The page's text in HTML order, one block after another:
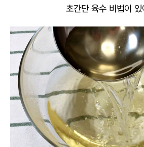
초간단 육수 비법이 있